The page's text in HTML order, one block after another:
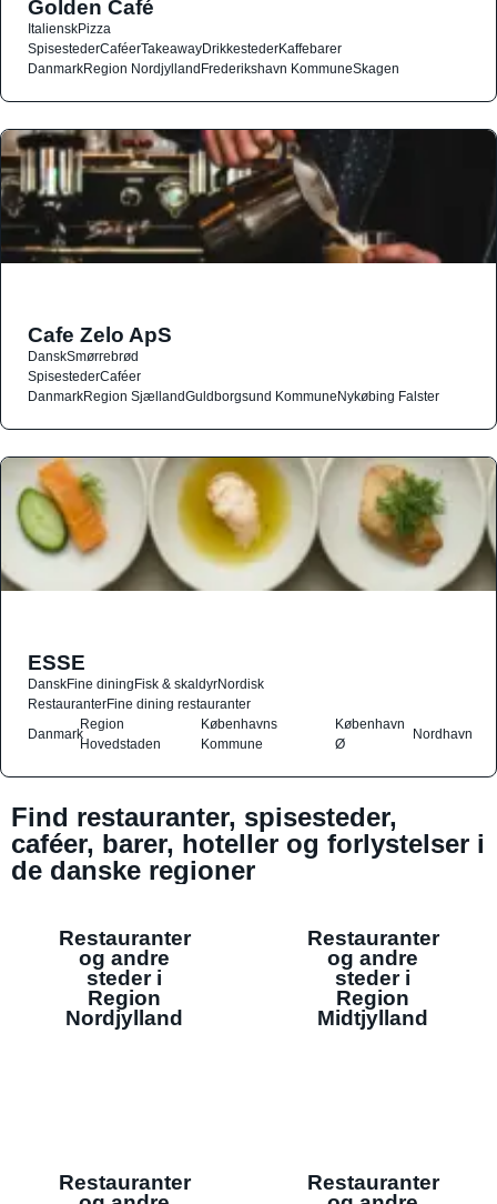
Golden Café
ItalienskPizza
SpisestederCaféerTakeawayDrikkestederKaffebarer
DanmarkRegion NordjyllandFrederikshavn KommuneSkagen
Cafe Zelo ApS
DanskSmørrebrød
SpisestederCaféer
DanmarkRegion SjællandGuldborgsund KommuneNykøbing Falster
ESSE
DanskFine diningFisk & skaldyrNordisk
RestauranterFine dining restauranter
Danmark
Region
Hovedstaden
Københavns
Kommune
København
Ø
Nordhavn
Find restauranter, spisesteder,
caféer, barer, hoteller og forlystelser i
de danske regioner
Restauranter
og andre
steder i
Region
Nordjylland
Restauranter
og andre
steder i
Region
Midtjylland
Restauranter
Restauranter